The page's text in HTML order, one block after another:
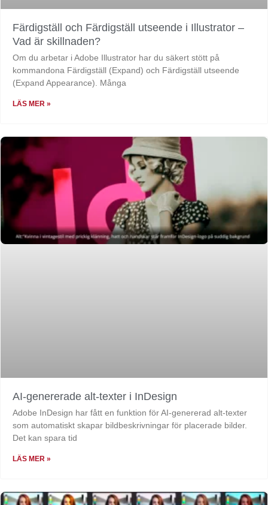
Färdigställ och Färdigställ utseende i Illustrator –
Vad är skillnaden?
Om du arbetar i Adobe Illustrator har du säkert stött på
kommandona Färdigställ (Expand) och Färdigställ utseende
(Expand Appearance). Många
LÄS MER »
AI-genererade alt-texter i InDesign
Adobe InDesign har fått en funktion för AI-genererad alt-texter
som automatiskt skapar bildbeskrivningar för placerade bilder.
Det kan spara tid
LÄS MER »